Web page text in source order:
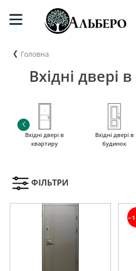
Головна
Вхідні двері
Вхідні двері в
квартиру
Вхідні двері в
будинок
ФІЛЬТРИ